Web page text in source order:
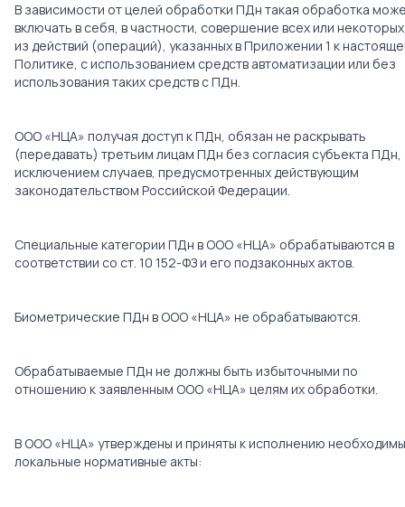
В зависимости от целей обработки ПДн такая обработка
включать в себя, в частности, совершение всех или некоторых
из действий (операций), указанных в Приложении 1 к
Политике, с использованием средств автоматизации или без
использования таких средств с ПДн.
ООО «НЦА» получая доступ к ПДн, обязан не раскрывать
(передавать) третьим лицам ПДн без согласия субъекта ПДн,
исключением случаев, предусмотренных действующим
законодательством Российской Федерации.
Специальные категории ПДн в ООО «НЦА» обрабатываются в
соответствии со ст. 10 152-ФЗ и его подзаконных актов.
Биометрические ПДн в ООО «НЦА» не обрабатываются.
Обрабатываемые ПДн не должны быть избыточными по
отношению к заявленным ООО «НЦА» целям их обработки.
В ООО «НЦА» утверждены и приняты к исполнению
локальные нормативные акты: